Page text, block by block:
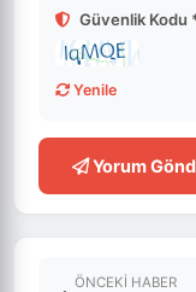
Güvenlik Kodu
Yenile
Yorum
ÖNCEKI HABER